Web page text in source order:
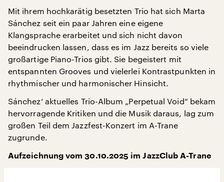
Mit ihrem hochkarätig besetzten Trio hat sich Marta
Sánchez seit ein paar Jahren eine eigene
Klangsprache erarbeitet und sich nicht davon
beeindrucken lassen, dass es im Jazz bereits so viele
großartige Piano-Trios gibt. Sie begeistert mit
entspannten Grooves und vielerlei Kontrastpunkten in
rhythmischer und harmonischer Hinsicht.
Sánchez‘ aktuelles Trio-Album „Perpetual Void“ bekam
hervorragende Kritiken und die Musik daraus, lag zum
großen Teil dem Jazzfest-Konzert im A-Trane
zugrunde.
Aufzeichnung vom 30.10.2025 im JazzClub A-Trane